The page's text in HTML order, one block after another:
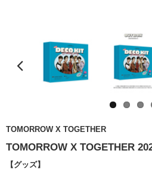
TOMORROW X TOGETHER
TOMORROW X TOGETHER
【グッズ】